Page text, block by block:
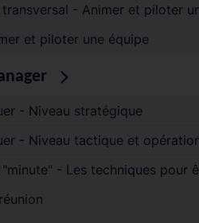
- Animer et piloter
et piloter une équipe
- Niveau stratégique
- Niveau tactique et
"minute" - Les techniques pour